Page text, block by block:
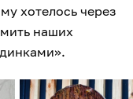
хотелось через
наших